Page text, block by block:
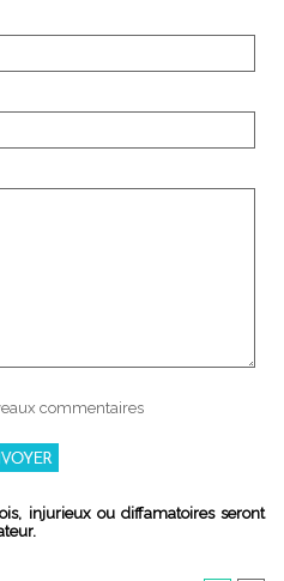
commentaires
injurieux ou diffamatoires seront